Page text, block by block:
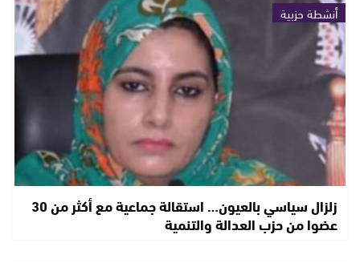
أنشطة حزبية
زلزال سياسي بالعيون… استقالة جماعية مع أكثر من 30
عضوا من حزب العدالة والتنمية